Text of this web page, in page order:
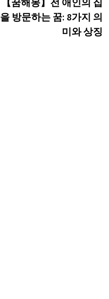
을 방문하는 꿈: 8가지 의
미와 상징